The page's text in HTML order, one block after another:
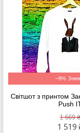
–9%
Світшот з принтом
Push
1 669 ₴
1 519